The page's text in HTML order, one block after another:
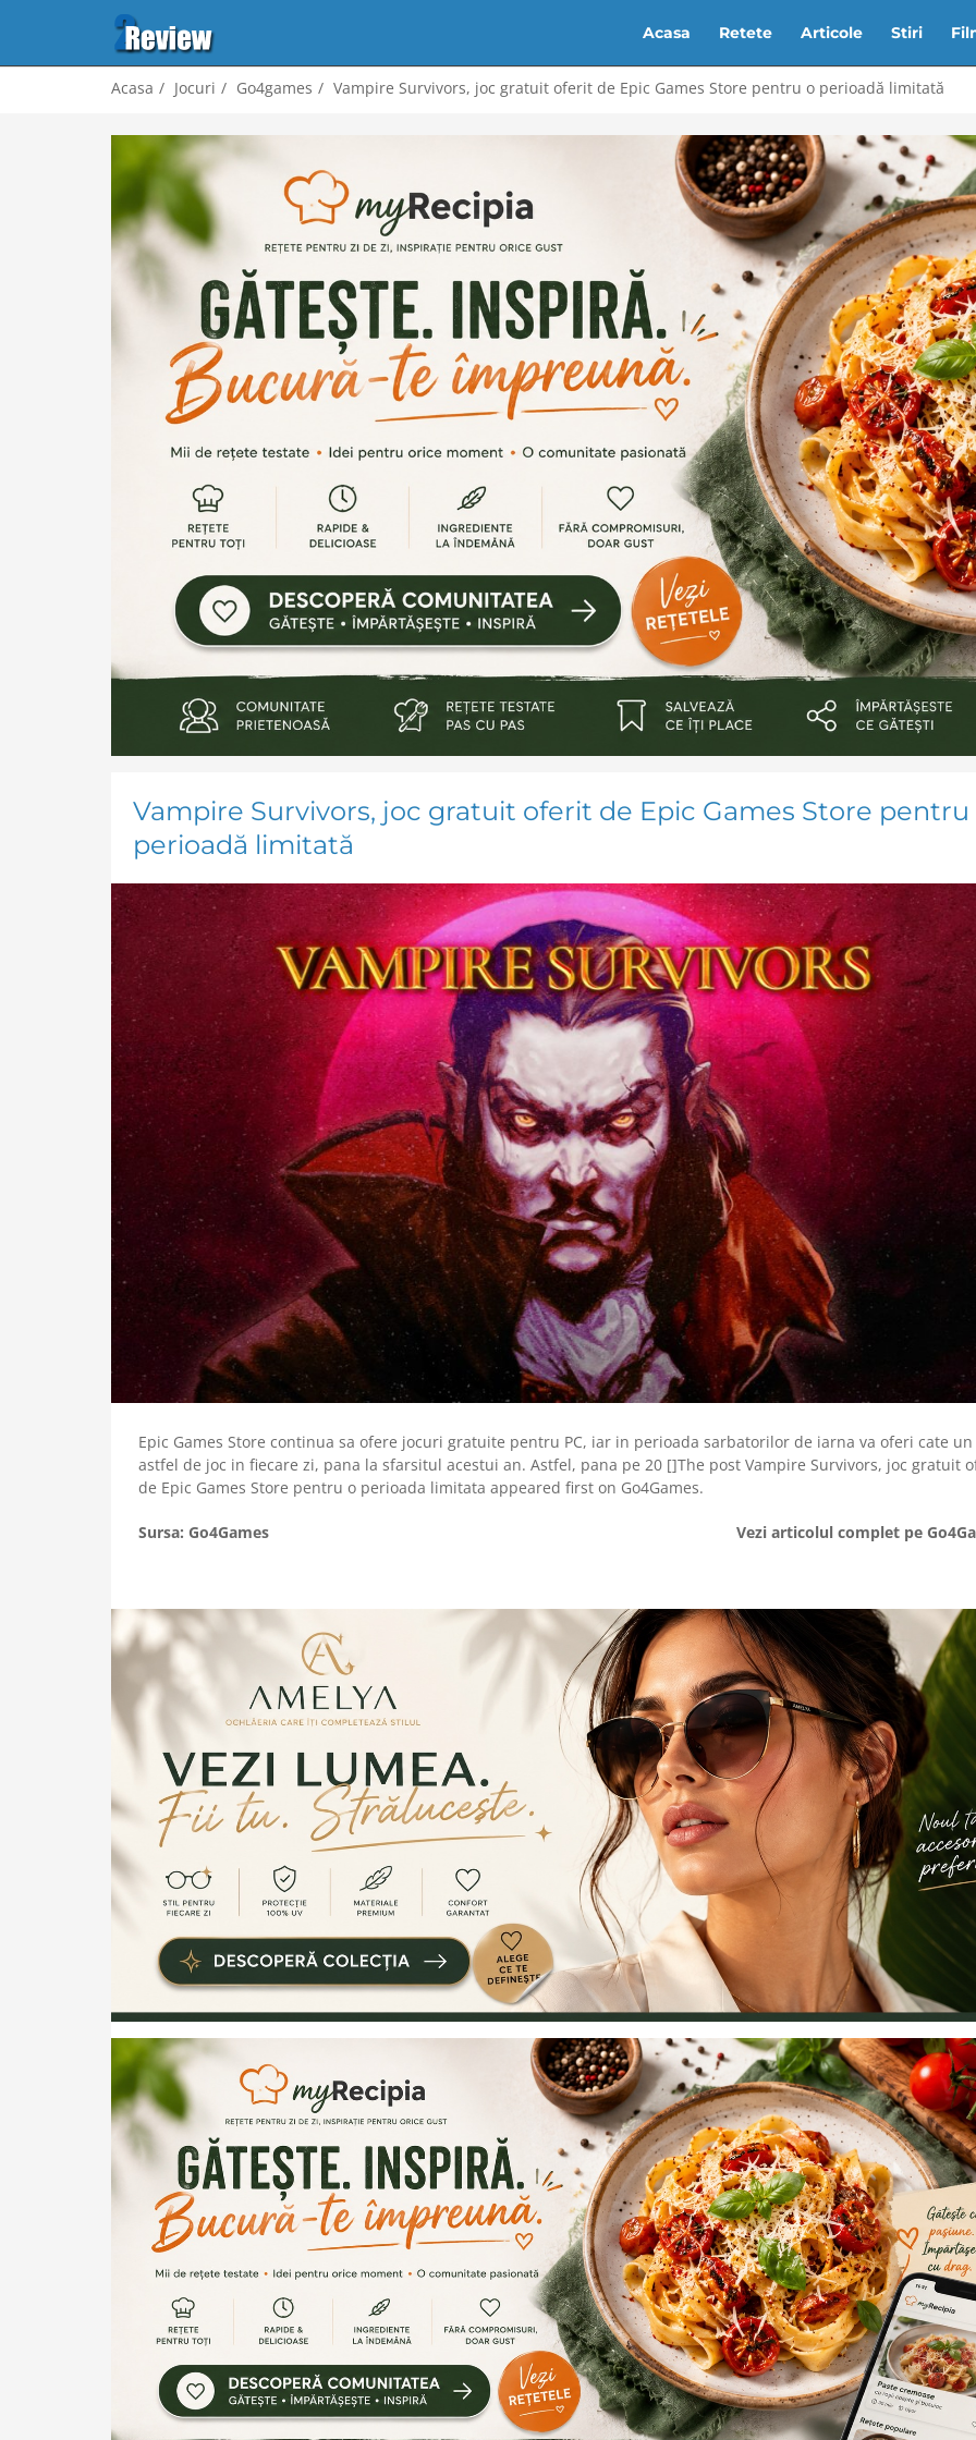
Acasa Retete Articole Stiri
Acasa Jocuri Go4games Vampire Survivors, joc gratuit oferit de Epic Games Store pentru o perioadă limitată
Vampire Survivors, joc gratuit oferit de Epic Games Store pentru
perioadă limitată
Epic Games Store continua sa ofere jocuri gratuite pentru PC, iar in perioada sarbatorilor de iarna va oferi cate un
astfel de joc in fiecare zi, pana la sfarsitul acestui an. Astfel, pana pe 20 []The post Vampire Survivors, joc gratuit
de Epic Games Store pentru o perioada limitata appeared first on Go4Games.
Sursa: Go4Games Vezi articolul complet pe